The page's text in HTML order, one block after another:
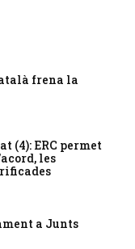
frena la
(4): ERC permet
les
a Junts